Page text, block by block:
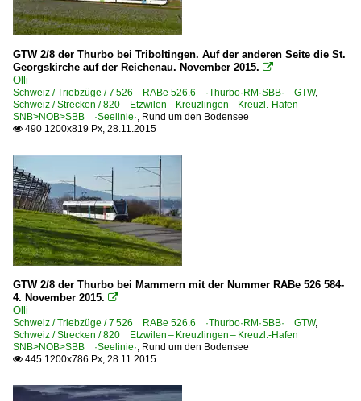
GTW 2/8 der Thurbo bei Triboltingen. Auf der anderen Seite die St.
Georgskirche auf der Reichenau. November 2015. 
Olli
Schweiz / Triebzüge / 7 526 RABe 526.6 ·Thurbo·RM·SBB· GTW,
Schweiz / Strecken / 820 Etzwilen – Kreuzlingen – Kreuzl.-Hafen
SNB>NOB>SBB ·Seelinie·, Rund um den Bodensee
 490 1200x819 Px, 28.11.2015
GTW 2/8 der Thurbo bei Mammern mit der Nummer RABe 526 584-
4. November 2015. 
Olli
Schweiz / Triebzüge / 7 526 RABe 526.6 ·Thurbo·RM·SBB· GTW,
Schweiz / Strecken / 820 Etzwilen – Kreuzlingen – Kreuzl.-Hafen
SNB>NOB>SBB ·Seelinie·, Rund um den Bodensee
 445 1200x786 Px, 28.11.2015